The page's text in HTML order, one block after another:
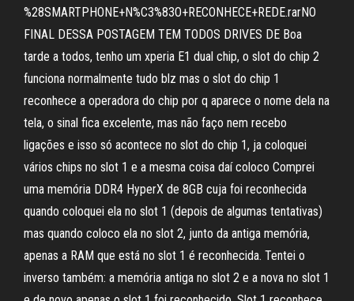
%28SMARTPHONE+N%C3%83O+RECONHECE+REDE.rarNO
FINAL DESSA POSTAGEM TEM TODOS DRIVES DE Boa
tarde a todos, tenho um xperia E1 dual chip, o slot do chip 2
funciona normalmente tudo blz mas o slot do chip 1
reconhece a operadora do chip por q aparece o nome dela na
tela, o sinal fica excelente, mas não faço nem recebo
ligações e isso só acontece no slot do chip 1, ja coloquei
vários chips no slot 1 e a mesma coisa daí coloco Comprei
uma memória DDR4 HyperX de 8GB cuja foi reconhecida
quando coloquei ela no slot 1 (depois de algumas tentativas)
mas quando coloco ela no slot 2, junto da antiga memória,
apenas a RAM que está no slot 1 é reconhecida. Tentei o
inverso também: a memória antiga no slot 2 e a nova no slot 1